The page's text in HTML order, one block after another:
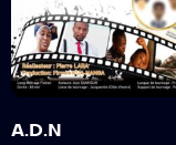
Bande annonce
Détails
A.D.N